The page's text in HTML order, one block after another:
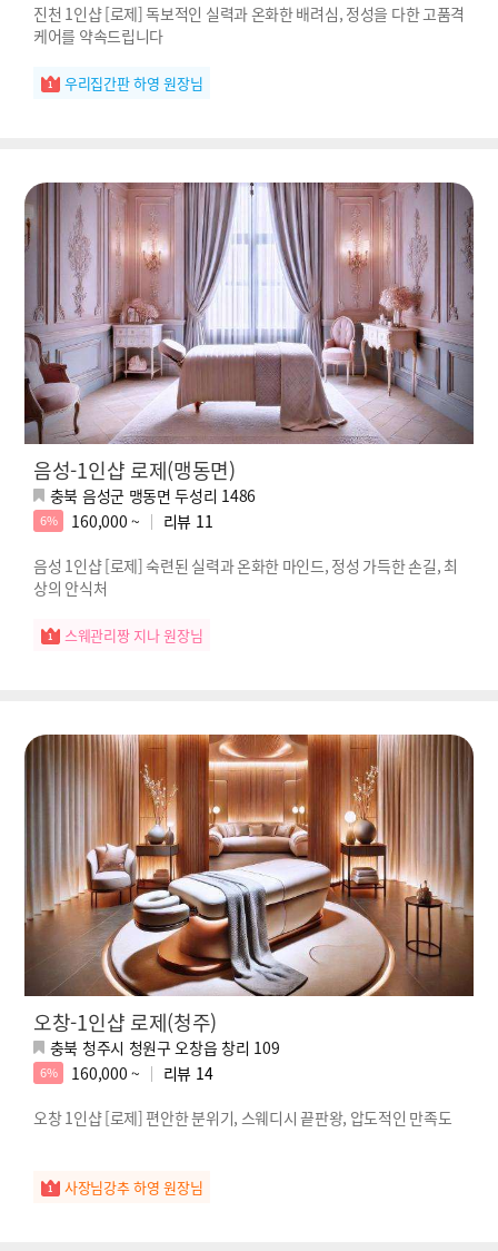
진천 1인샵 [로제] 독보적인 실력과 온화한 배려심, 정성을 다한 고품격
케어를 약속드립니다
우리집간판 하영 원장님
음성-1인샵 로제(맹동면)
충북 음성군 맹동면 두성리 1486
6% 160,000 ~ 리뷰 11
음성 1인샵 [로제] 숙련된 실력과 온화한 마인드, 정성 가득한 손길, 최
상의 안식처
스웨관리짱 지나 원장님
오창-1인샵 로제(청주)
충북 청주시 청원구 오창읍 창리 109
6% 160,000 ~ 리뷰 14
오창 1인샵 [로제] 편안한 분위기, 스웨디시 끝판왕, 압도적인 만족도
사장님강추 하영 원장님